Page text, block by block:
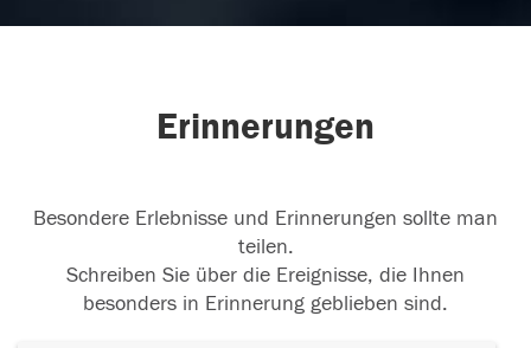
Erinnerungen
Besondere Erlebnisse und Erinnerungen sollte man
teilen.
Schreiben Sie über die Ereignisse, die Ihnen
besonders in Erinnerung geblieben sind.